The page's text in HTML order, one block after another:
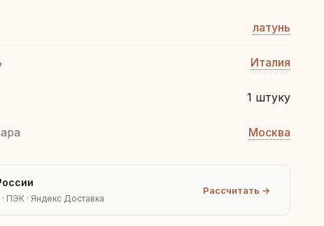
латунь
Италия
1 штуку
Москва
ПЭК · Яндекс Доставка
Рассчитать →